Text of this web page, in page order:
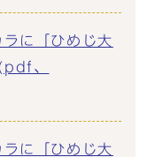
に「ひめじ大
、
に「ひめじ大